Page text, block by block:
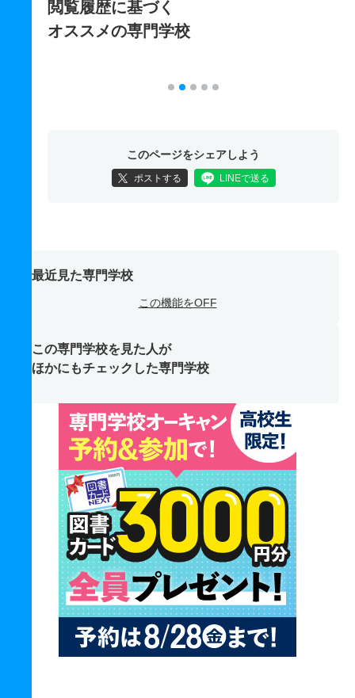
閲覧履歴に基づく
オススメの専門学校
このページをシェアしよう
ポストする LINEで送る
最近見た専門学校
この機能をOFF
この専門学校を見た人が
ほかにもチェックした専門学校